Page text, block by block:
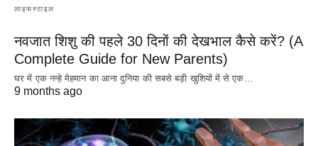
लाइफस्टाइल
नवजात शिशु की पहले 30 दिनों की देखभाल कैसे करें? (A
Complete Guide for New Parents)
घर में एक नन्हे मेहमान का आना दुनिया की सबसे बड़ी खुशियों में से एक…
9 months ago